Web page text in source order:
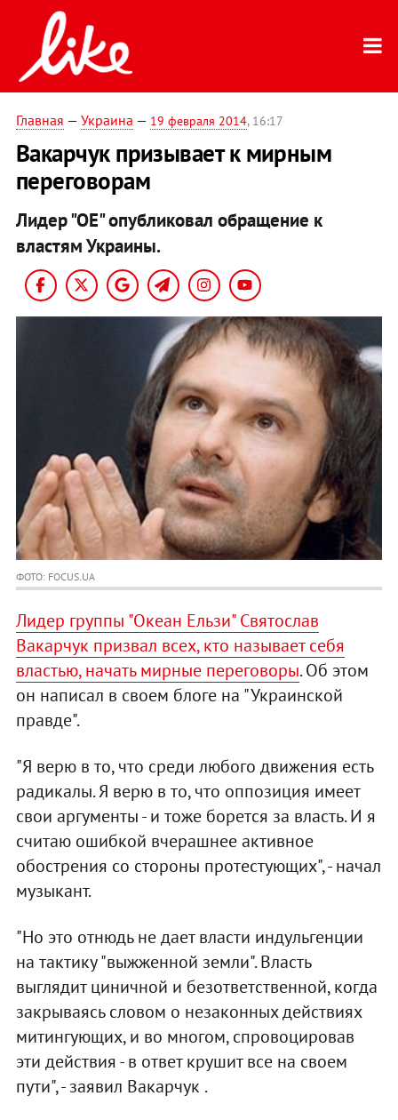
Главная — Украина — 19 февраля 2014, 16:17
Вакарчук призывает к мирным
переговорам
Лидер "ОЕ" опубликовал обращение к
властям Украины.
ФОТО: FOCUS.UA
Лидер группы "Океан Ельзи" Святослав
Вакарчук призвал всех, кто называет себя
властью, начать мирные переговоры. Об этом
он написал в своем блоге на "Украинской
правде".
"Я верю в то, что среди любого движения есть
радикалы. Я верю в то, что оппозиция имеет
свои аргументы - и тоже борется за власть. И я
считаю ошибкой вчерашнее активное
обострения со стороны протестующих", - начал
музыкант.
"Но это отнюдь не дает власти индульгенции
на тактику "выжженной земли". Власть
выглядит циничной и безответственной, когда
закрываясь словом о незаконных действиях
митингующих, и во многом, спровоцировав
эти действия - в ответ крушит все на своем
пути", - заявил Вакарчук .